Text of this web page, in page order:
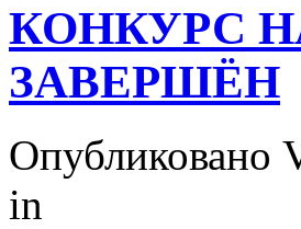
КОНКУРС
ЗАВЕРШЁН
Опубликовано
in